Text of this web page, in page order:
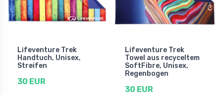
Lifeventure Trek
Handtuch, Unisex,
Streifen
30 EUR
Lifeventure Trek
Towel aus recyceltem
SoftFibre, Unisex,
Regenbogen
30 EUR